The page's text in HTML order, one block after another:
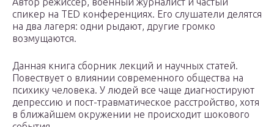
спикер на TED конференциях. Его слушатели делятся
на два лагеря: одни рыдают, другие громко
возмущаются.
Данная книга сборник лекций и научных статей.
Повествует о влиянии современного общества на
психику человека. У людей все чаще диагностируют
депрессию и пост-травматическое расстройство, хотя
в ближайшем окружении не происходит шокового